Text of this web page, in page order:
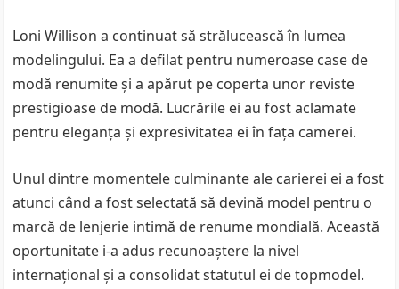
Loni Willison a continuat să strălucească în lumea
modelingului. Ea a defilat pentru numeroase case de
modă renumite și a apărut pe coperta unor reviste
prestigioase de modă. Lucrările ei au fost aclamate
pentru eleganța și expresivitatea ei în fața camerei.
Unul dintre momentele culminante ale carierei ei a fost
atunci când a fost selectată să devină model pentru o
marcă de lenjerie intimă de renume mondială. Această
oportunitate i-a adus recunoaștere la nivel
internațional și a consolidat statutul ei de topmodel.